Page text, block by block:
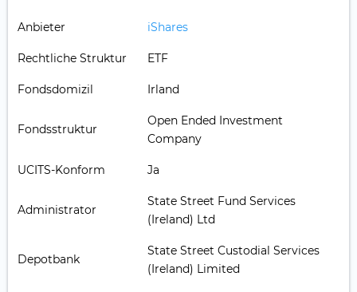
Anbieter iShares
Rechtliche Struktur ETF
Fondsdomizil Irland
Fondsstruktur
Open Ended Investment
Company
UCITS-Konform Ja
Administrator
State Street Fund Services
(Ireland) Ltd
Depotbank
State Street Custodial Services
(Ireland) Limited